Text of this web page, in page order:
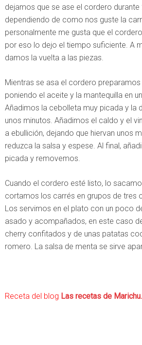
dejamos que se ase el cordero durante
dependiendo de como nos guste la
personalmente me gusta que el
por eso lo dejo el tiempo suficiente. A
damos la vuelta a las piezas.
Mientras se asa el cordero
poniendo el aceite y la mantequilla en
Añadimos la cebolleta muy picada y la
unos minutos. Añadimos el caldo y el
a ebullición, dejando que hiervan unos
reduzca la salsa y espese. Al final,
picada y removemos.
Cuando el cordero esté listo, lo
cortamos los carrés en grupos de tres
Los servimos en el plato con un poco
asado y acompañados, en este caso
cherry confitados y de unas patatas
romero. La salsa de menta se sirve
Receta del blog Las recetas de